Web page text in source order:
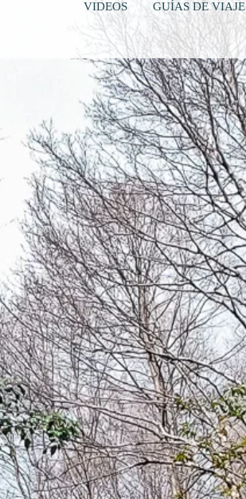
VIDEOS GUÍAS DE VIAJE